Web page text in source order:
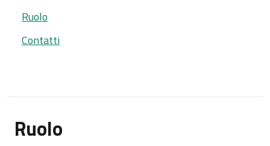
Ruolo
Contatti
Ruolo